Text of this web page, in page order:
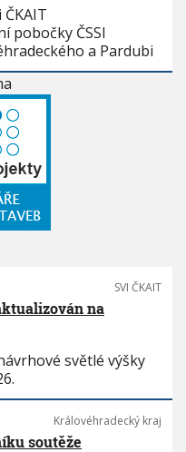
pobočky ČSSI
a Pardubi
SVI ČKAIT
na
světlé výšky
Královéhradecký kraj
soutěže